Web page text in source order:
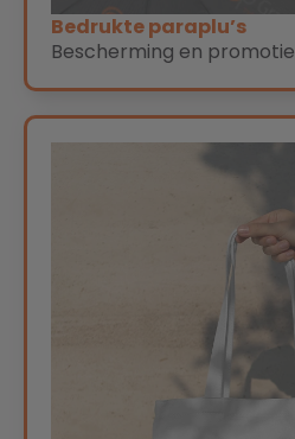
Bedrukte paraplu’s
Bescherming en promotie